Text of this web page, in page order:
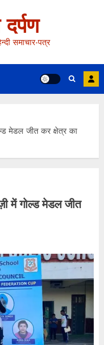
समाचार-पत्र
मेडल जीत कर क्षेत्र का
में गोल्ड मेडल जीत